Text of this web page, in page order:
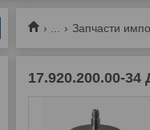
Запчасти
17.920.200.00-34